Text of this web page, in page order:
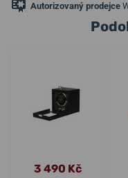
Autorizovaný prodejce
3 490 Kč